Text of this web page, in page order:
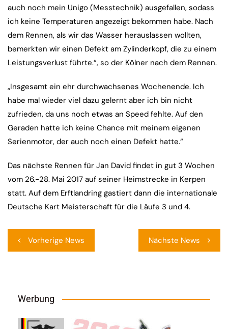
auch noch mein Unigo (Messtechnik) ausgefallen, sodass
ich keine Temperaturen angezeigt bekommen habe. Nach
dem Rennen, als wir das Wasser herauslassen wollten,
bemerkten wir einen Defekt am Zylinderkopf, die zu einem
Leistungsverlust führte.“, so der Kölner nach dem Rennen.
„Insgesamt ein ehr durchwachsenes Wochenende. Ich
habe mal wieder viel dazu gelernt aber ich bin nicht
zufrieden, da uns noch etwas an Speed fehlte. Auf den
Geraden hatte ich keine Chance mit meinem eigenen
Serienmotor, der auch noch einen Defekt hatte.“
Das nächste Rennen für Jan David findet in gut 3 Wochen
vom 26.-28. Mai 2017 auf seiner Heimstrecke in Kerpen
statt. Auf dem Erftlandring gastiert dann die internationale
Deutsche Kart Meisterschaft für die Läufe 3 und 4.
Vorherige News Nächste News
Werbung